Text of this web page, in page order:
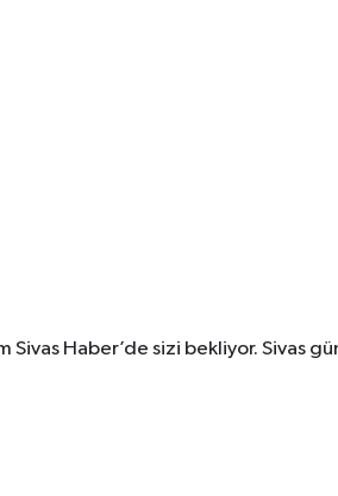
Haber’de sizi bekliyor. Sivas